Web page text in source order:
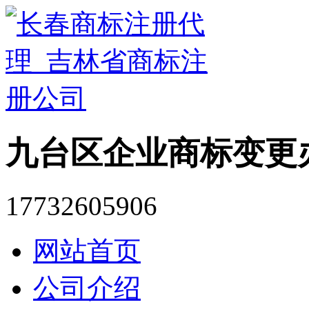
九台区企业商标变
17732605906
网站首页
公司介绍